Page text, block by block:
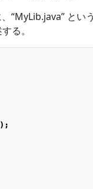
“MyLib.java” とい
る。